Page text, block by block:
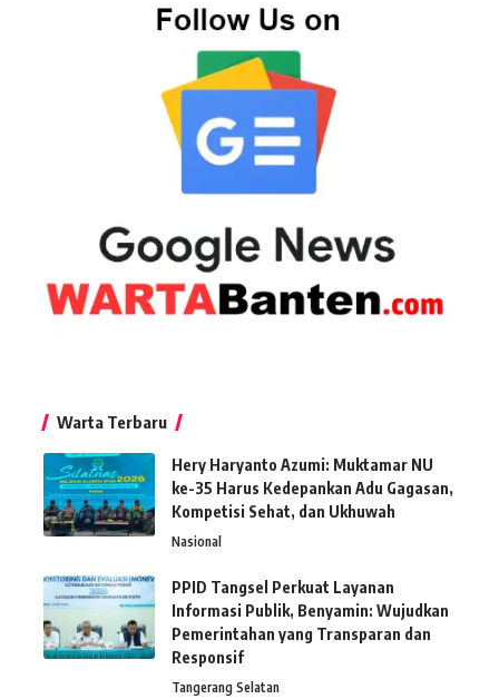
Warta Terbaru
Hery Haryanto Azumi: Muktamar NU
ke-35 Harus Kedepankan Adu Gagasan,
Kompetisi Sehat, dan Ukhuwah
Nasional
PPID Tangsel Perkuat Layanan
Informasi Publik, Benyamin: Wujudkan
Pemerintahan yang Transparan dan
Responsif
Tangerang Selatan